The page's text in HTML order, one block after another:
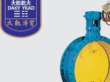
Valve News
Contact Us